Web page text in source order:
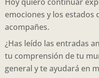
emociones y los estados
acompañes.
¿Has leído las entradas
tu comprensión de tu
general y te ayudará en